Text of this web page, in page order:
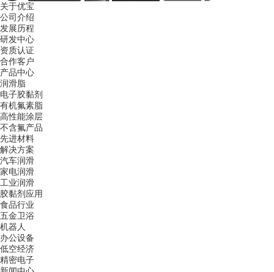
关于优宝
公司介绍
发展历程
研发中心
资质认证
合作客户
产品中心
润滑脂
电子胶黏剂
有机氟素脂
高性能涂层
不含氟产品
先进材料
解决方案
汽车润滑
家电润滑
工业润滑
胶黏剂应用
食品行业
五金卫浴
机器人
办公设备
低空经济
精密电子